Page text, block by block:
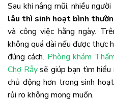
Sau khi nâng mũi, nhiều
lâu thì sinh hoạt bình
và công việc hằng ngày.
không quá dài nếu được thực
đúng cách. Phòng khám
Chợ Rẫysẽ giúp bạn tìm hiểu
chủ động hơn trong sinh
rủi ro không mong muốn.